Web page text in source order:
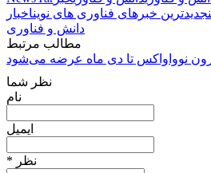
جدیدترین خبرهای فناوری های نویناخبار
دانش و فناوری
مطالب مرتبط
نوواواکس تا دی ماه عرضه می‌شود
نظر شما
نام
ایمیل
* نظر